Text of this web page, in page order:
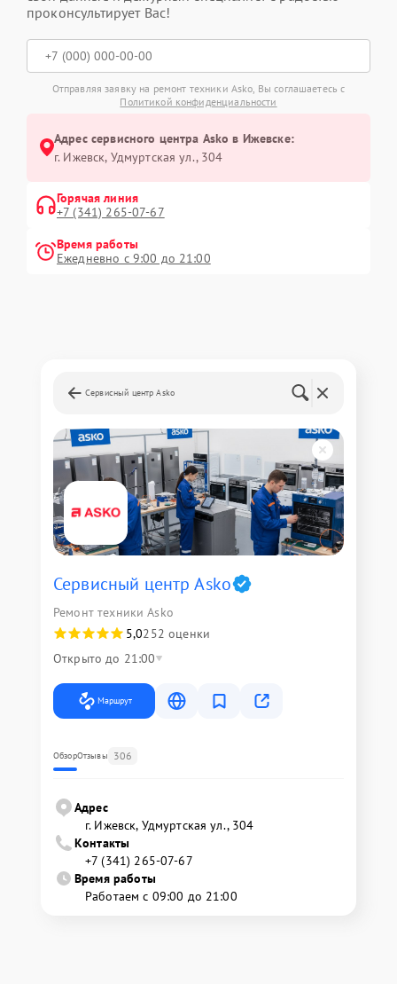
проконсультирует Вас!
Отправляя заявку на ремонт техники Asko, Вы соглашаетесь с
Политикой конфиденциальности
Адрес сервисного центра Asko в Ижевске:
г. Ижевск, Удмуртская ул., 304
Горячая линия
+7 (341) 265-07-67
Время работы
Ежедневно с 9:00 до 21:00
Сервисный центр Asko
Сервисный центр Asko
Ремонт техники Asko
5,0252 оценки
Открыто до 21:00
Маршрут
ОбзорОтзывы 306
Адрес
г. Ижевск, Удмуртская ул., 304
Контакты
+7 (341) 265-07-67
Время работы
Работаем с 09:00 до 21:00